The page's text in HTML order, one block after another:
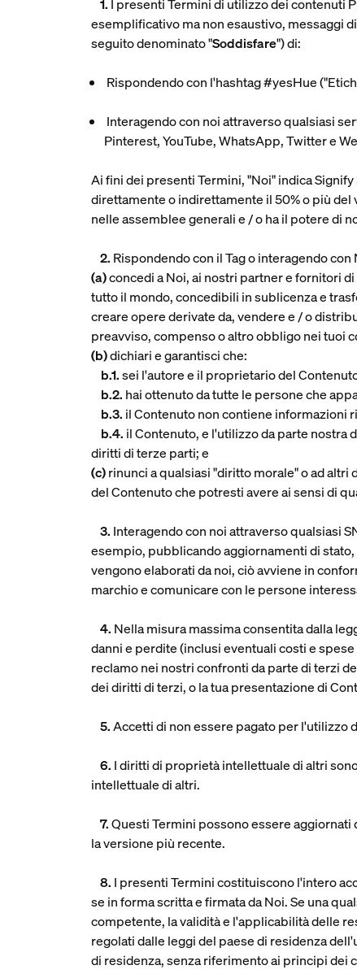
1. I presenti Termini di utilizzo dei contenuti
esemplificativo ma non esaustivo, messaggi
seguito denominato "Soddisfare") di:
Rispondendo con l'hashtag #yesHue ("
Interagendo con noi attraverso qualsiasi
Pinterest, YouTube, WhatsApp, Twitter e
Ai fini dei presenti Termini, "Noi" indica
direttamente o indirettamente il 50% o più
nelle assemblee generali e / o ha il potere di
2. Rispondendo con il Tag o interagendo
(a)concedi a Noi, ai nostri partner e fornitori
tutto il mondo, concedibili in sublicenza e
creare opere derivate da, vendere e / o
preavviso, compenso o altro obbligo nei tuoi
(b)dichiari e garantisci che:
b.1.sei l'autore e il proprietario del
b.2. hai ottenuto da tutte le persone che
b.3. il Contenuto non contiene informazioni
b.4. il Contenuto, e l'utilizzo da parte nostra
diritti di terze parti; e
(c)rinunci a qualsiasi "diritto morale" o ad
del Contenuto che potresti avere ai sensi di
3. Interagendo con noi attraverso qualsiasi
esempio, pubblicando aggiornamenti di
vengono elaborati da noi, ciò avviene in
marchio e comunicare con le persone
4. Nella misura massima consentita dalla
danni e perdite (inclusi eventuali costi e
reclamo nei nostri confronti da parte di terzi
dei diritti di terzi, o la tua presentazione di
5.Accetti di non essere pagato per l'utilizzo
6. I diritti di proprietà intellettuale di altri
intellettuale di altri.
7.Questi Termini possono essere
la versione più recente.
8. I presenti Termini costituiscono l'intero
se in forma scritta e firmata da Noi. Se una
competente, la validità e l'applicabilità delle
regolati dalle leggi del paese di residenza
di residenza, senza riferimento ai principi dei